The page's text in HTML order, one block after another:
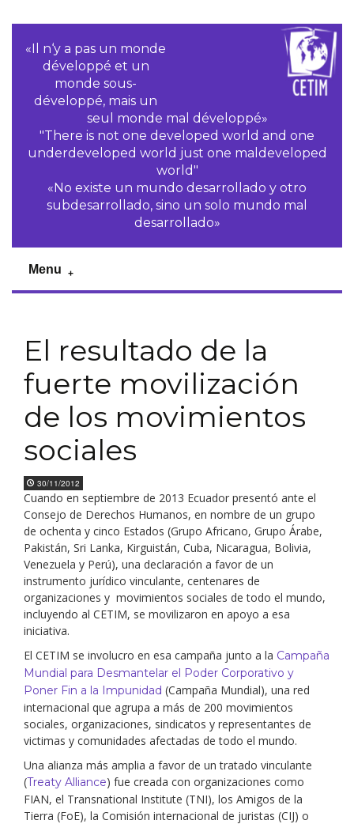
«Il n‘y a pas un monde
développé et un
monde sous-
développé, mais un
seul monde mal développé»
"There is not one developed world and one
underdeveloped world just one maldeveloped
world"
«No existe un mundo desarrollado y otro
subdesarrollado, sino un solo mundo mal
desarrollado»
Menu
El resultado de la
fuerte movilización
de los movimientos
sociales
30/11/2012
Cuando en septiembre de 2013 Ecuador presentó ante el
Consejo de Derechos Humanos, en nombre de un grupo
de ochenta y cinco Estados (Grupo Africano, Grupo Árabe,
Pakistán, Sri Lanka, Kirguistán, Cuba, Nicaragua, Bolivia,
Venezuela y Perú), una declaración a favor de un
instrumento jurídico vinculante, centenares de
organizaciones y movimientos sociales de todo el mundo,
incluyendo al CETIM, se movilizaron en apoyo a esa
iniciativa.
El CETIM se involucro en esa campaña junto a la Campaña
Mundial para Desmantelar el Poder Corporativo y
Poner Fin a la Impunidad (Campaña Mundial), una red
internacional que agrupa a más de 200 movimientos
sociales, organizaciones, sindicatos y representantes de
victimas y comunidades afectadas de todo el mundo.
Una alianza más amplia a favor de un tratado vinculante
(Treaty Alliance) fue creada con organizaciones como
FIAN, el Transnational Institute (TNI), los Amigos de la
Tierra (FoE), la Comisión internacional de juristas (CIJ) o